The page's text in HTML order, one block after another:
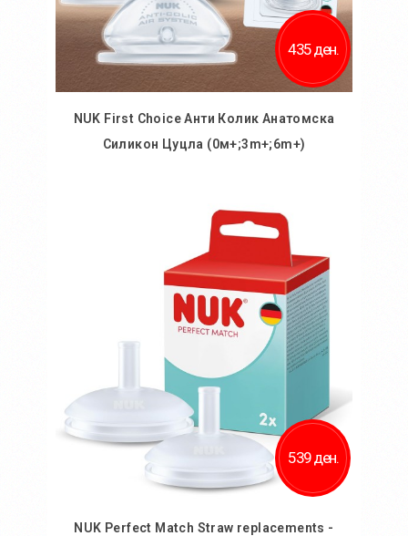
435 ден.
NUK First Choice Анти Колик Анатомска
Силикон Цуцла (0м+;3m+;6m+)
539 ден.
NUK Perfect Match Straw replacements -